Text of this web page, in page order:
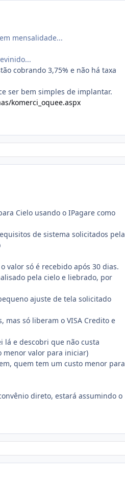
mensalidade...
cobrando 3,75% e não há taxa
ser bem simples de implantar.
komerci_oquee.aspx
Cielo usando o IPagare como
de sistema solicitados pela
valor só é recebido após 30 dias.
pela cielo e liebrado, por
ajuste de tela solicitado
mas só liberam o VISA Credito e
lá e descobri que não custa
menor valor para iniciar)
quem tem um custo menor para
direto, estará assumindo o